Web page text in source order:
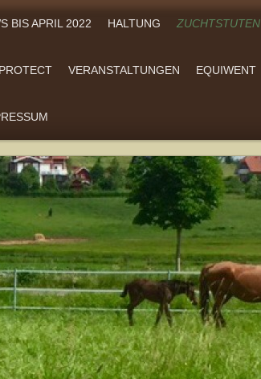
BIS APRIL 2022 HALTUNG ZUCHTSTUTEN
VERANSTALTUNGEN EQUIWENT